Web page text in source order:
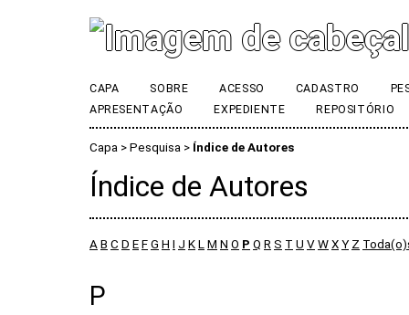
CAPA SOBRE ACESSO CADASTRO
APRESENTAÇÃO
EXPEDIENTE REPOSITÓRIO
Capa > Pesquisa > Índice de Autores
Índice de Autores
A B C D E F G H I J K L M N O P Q R S T U V W X Y Z
P